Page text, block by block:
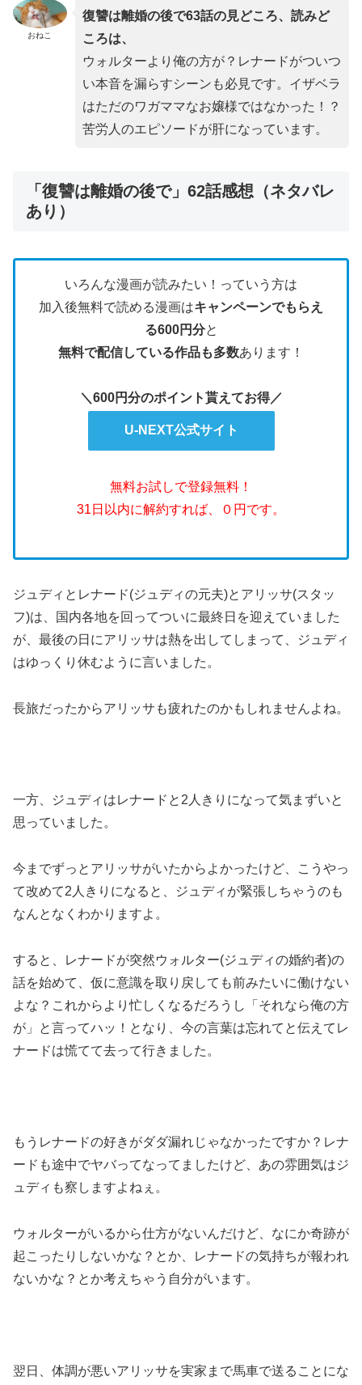
おねこ
復讐は離婚の後で63話の見どころ、読みど
ころは、
ウォルターより俺の方が？レナードがついつ
い本音を漏らすシーンも必見です。イザベラ
はただのワガママなお嬢様ではなかった！？
苦労人のエピソードが肝になっています。
「復讐は離婚の後で」62話感想（ネタバレ
あり）
いろんな漫画が読みたい！っていう方は
加入後無料で読める漫画はキャンペーンでもらえ
る600円分と
無料で配信している作品も多数あります！
＼600円分のポイント貰えてお得／
U-NEXT公式サイト
無料お試しで登録無料！
31日以内に解約すれば、０円です。
ジュディとレナード(ジュディの元夫)とアリッサ(スタッ
フ)は、国内各地を回ってついに最終日を迎えていました
が、最後の日にアリッサは熱を出してしまって、ジュディ
はゆっくり休むように言いました。
長旅だったからアリッサも疲れたのかもしれませんよね。
一方、ジュディはレナードと2人きりになって気まずいと
思っていました。
今までずっとアリッサがいたからよかったけど、こうやっ
て改めて2人きりになると、ジュディが緊張しちゃうのも
なんとなくわかりますよ。
すると、レナードが突然ウォルター(ジュディの婚約者)の
話を始めて、仮に意識を取り戻しても前みたいに働けない
よな？これからより忙しくなるだろうし「それなら俺の方
が」と言ってハッ！となり、今の言葉は忘れてと伝えてレ
ナードは慌てて去って行きました。
もうレナードの好きがダダ漏れじゃなかったですか？レナ
ードも途中でヤバってなってましたけど、あの雰囲気はジ
ュディも察しますよねぇ。
ウォルターがいるから仕方がないんだけど、なにか奇跡が
起こったりしないかな？とか、レナードの気持ちが報われ
ないかな？とか考えちゃう自分がいます。
翌日、体調が悪いアリッサを実家まで馬車で送ることにな